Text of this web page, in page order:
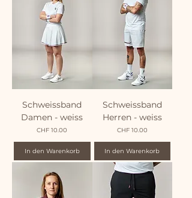
Schweissband
Damen - weiss
Preis
CHF 10.00
In den Warenkorb
Schweissband
Herren - weiss
Preis
CHF 10.00
In den Warenkorb